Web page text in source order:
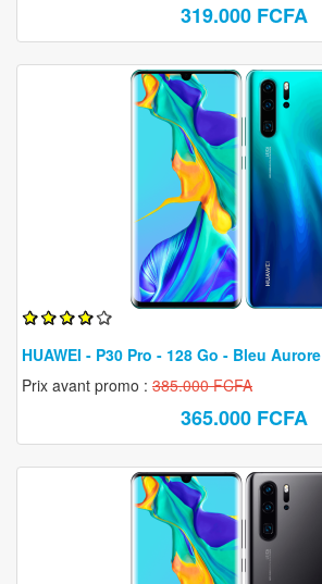
319.000 FCFA
HUAWEI - P30 Pro - 128 Go - Bleu Aurore
Prix avant promo : 385.000 FCFA
365.000 FCFA